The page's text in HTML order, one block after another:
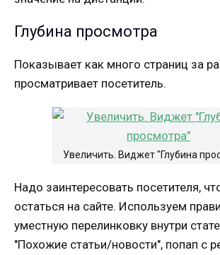
Глубина просмотра
Показывает как много страниц за
просматривает посетитель.
Увеличить. Виджет "Глубина
Надо заинтересовать посетителя,
остаться на сайте. Используем
уместную перелинковку внутри
"Похожие статьи/новости", попап с